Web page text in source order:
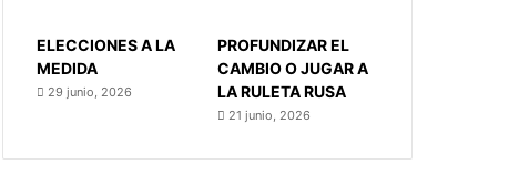
ELECCIONES A LA
MEDIDA
29 junio, 2026
PROFUNDIZAR EL
CAMBIO O JUGAR A
LA RULETA RUSA
21 junio, 2026